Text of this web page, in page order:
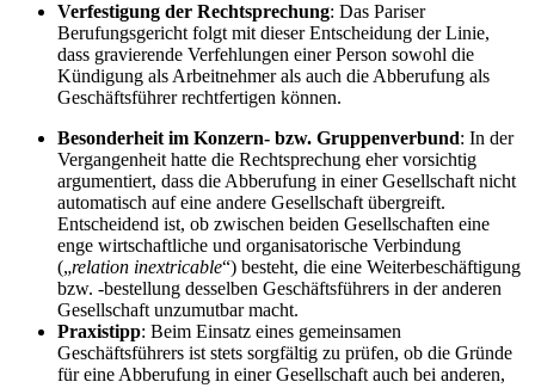
Verfestigung der Rechtsprechung: Das Pariser
Berufungsgericht folgt mit dieser Entscheidung der Linie,
dass gravierende Verfehlungen einer Person sowohl die
Kündigung als Arbeitnehmer als auch die Abberufung als
Geschäftsführer rechtfertigen können.
Besonderheit im Konzern- bzw. Gruppenverbund: In der
Vergangenheit hatte die Rechtsprechung eher vorsichtig
argumentiert, dass die Abberufung in einer Gesellschaft nicht
automatisch auf eine andere Gesellschaft übergreift.
Entscheidend ist, ob zwischen beiden Gesellschaften eine
enge wirtschaftliche und organisatorische Verbindung
(„relation inextricable“) besteht, die eine Weiterbeschäftigung
bzw. -bestellung desselben Geschäftsführers in der anderen
Gesellschaft unzumutbar macht.
Praxistipp: Beim Einsatz eines gemeinsamen
Geschäftsführers ist stets sorgfältig zu prüfen, ob die Gründe
für eine Abberufung in einer Gesellschaft auch bei anderen,